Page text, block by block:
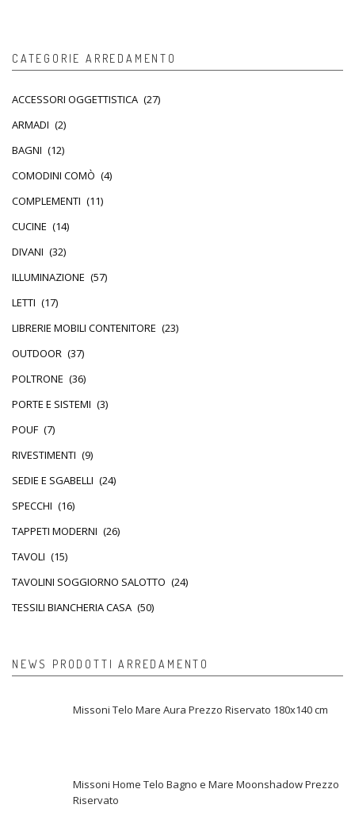
CATEGORIE ARREDAMENTO
ACCESSORI OGGETTISTICA (27)
ARMADI (2)
BAGNI (12)
COMODINI COMÒ (4)
COMPLEMENTI (11)
CUCINE (14)
DIVANI (32)
ILLUMINAZIONE (57)
LETTI (17)
LIBRERIE MOBILI CONTENITORE (23)
OUTDOOR (37)
POLTRONE (36)
PORTE E SISTEMI (3)
POUF (7)
RIVESTIMENTI (9)
SEDIE E SGABELLI (24)
SPECCHI (16)
TAPPETI MODERNI (26)
TAVOLI (15)
TAVOLINI SOGGIORNO SALOTTO (24)
TESSILI BIANCHERIA CASA (50)
NEWS PRODOTTI ARREDAMENTO
Missoni Telo Mare Aura Prezzo Riservato 180x140 cm
Missoni Home Telo Bagno e Mare Moonshadow Prezzo
Riservato